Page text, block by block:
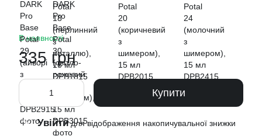
В наявності
335 грн
Купити
% Увійтидля відображення накопичувальної знижки